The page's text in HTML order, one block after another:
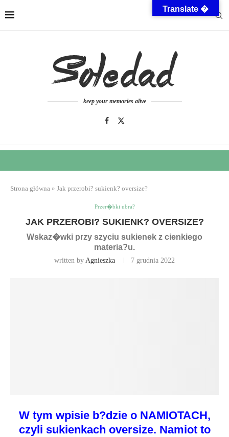
keep your memories alive
Strona główna » Jak przerobi? sukienk? oversize?
Przer�bki ubra?
JAK PRZEROBI? SUKIENK? OVERSIZE?
Wskaz�wki przy szyciu sukienek z cienkiego
materia?u.
written by Agnieszka 7 grudnia 2022
W tym wpisie b?dzie o NAMIOTACH,
czyli sukienkach oversize. Namiot to
Translate �